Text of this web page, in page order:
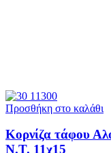
Προσθήκη στο καλάθι
Κορνίζα τάφου
Ν.Τ. 11χ15